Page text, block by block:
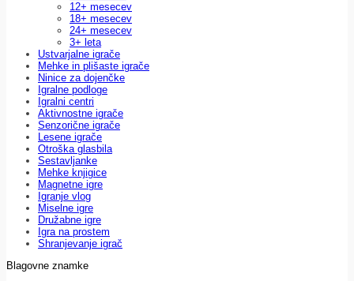
12+ mesecev
18+ mesecev
24+ mesecev
3+ leta
Ustvarjalne igrače
Mehke in plišaste igrače
Ninice za dojenčke
Igralne podloge
Igralni centri
Aktivnostne igrače
Senzorične igrače
Lesene igrače
Otroška glasbila
Sestavljanke
Mehke knjigice
Magnetne igre
Igranje vlog
Miselne igre
Družabne igre
Igra na prostem
Shranjevanje igrač
Blagovne znamke